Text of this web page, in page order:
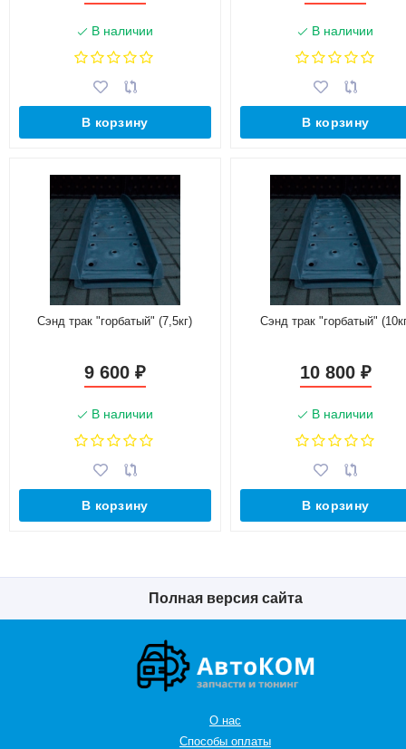
В наличии
В корзину
В наличии
В корзину
Сэнд трак "горбатый" (7,5кг)
9 600 ₽
В наличии
В корзину
Сэнд трак "горбатый"
10 800 ₽
В наличии
В корзину
Полная версия сайта
О нас
Способы оплаты